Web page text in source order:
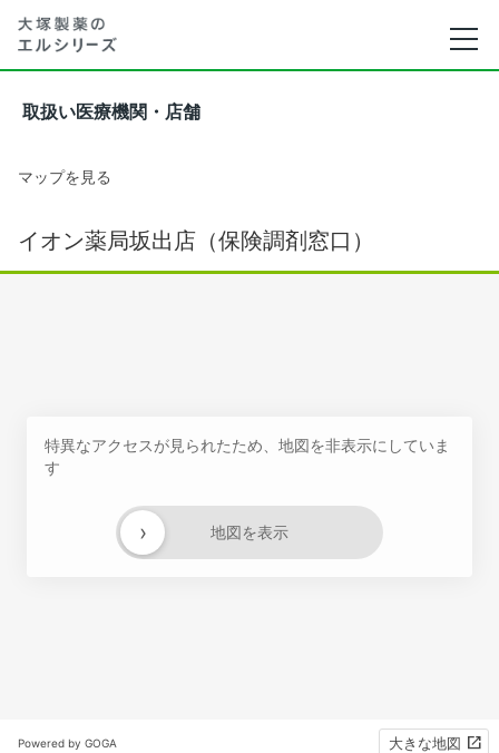
取扱い医療機関・店舗
マップを見る
イオン薬局坂出店（保険調剤窓口）
特異なアクセスが見られたため、地図を非表示にしていま
す
地図を表示
›
Powered by GOGA 大きな地図